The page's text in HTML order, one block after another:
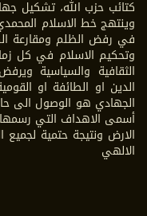
كتائب حزب الله، تشكيل
وينتهج خط الاسلام
في رفض الظلم ومقارعة
وتحكيم الاسلام في كل
الثقافية والسياسية
الدين او الطائفة او
الجهادي هو الوصول الى
أسمى الاهداف التي رسمها
الارض ونتيجة حتمية
الالهي